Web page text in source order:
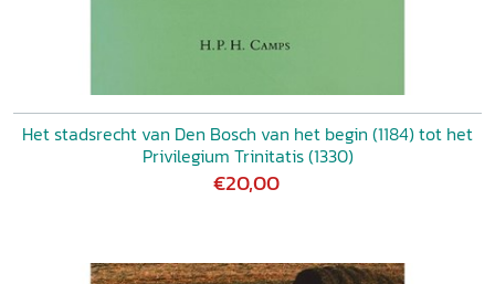
Het stadsrecht van Den Bosch van het begin (1184) tot het
Privilegium Trinitatis (1330)
€20,00